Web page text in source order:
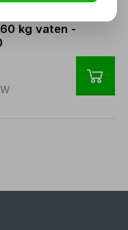
kg vaten -